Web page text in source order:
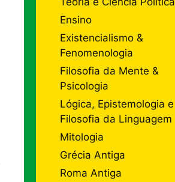
Ensino
Existencialismo &
Fenomenologia
Filosofia da Mente &
Psicologia
Lógica, Epistemologia e
Filosofia da Linguagem
Mitologia
Grécia Antiga
Roma Antiga